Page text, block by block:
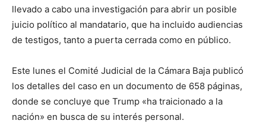
llevado a cabo una investigación para abrir un posible
juicio político al mandatario, que ha incluido audiencias
de testigos, tanto a puerta cerrada como en público.
Este lunes el Comité Judicial de la Cámara Baja publicó
los detalles del caso en un documento de 658 páginas,
donde se concluye que Trump «ha traicionado a la
nación» en busca de su interés personal.